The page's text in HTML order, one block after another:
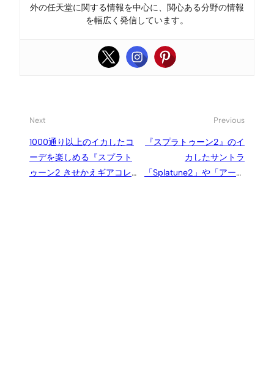
外の任天堂に関する情報を中心に、関心ある分野の情報
を幅広く発信しています。
Next
1000通り以上のイカしたコ
ーデを楽しめる『スプラト
ゥーン2 きせかえギアコレ
Previous
『スプラトゥーン2』のイ
カしたサントラ
「Splatune2」や「アート